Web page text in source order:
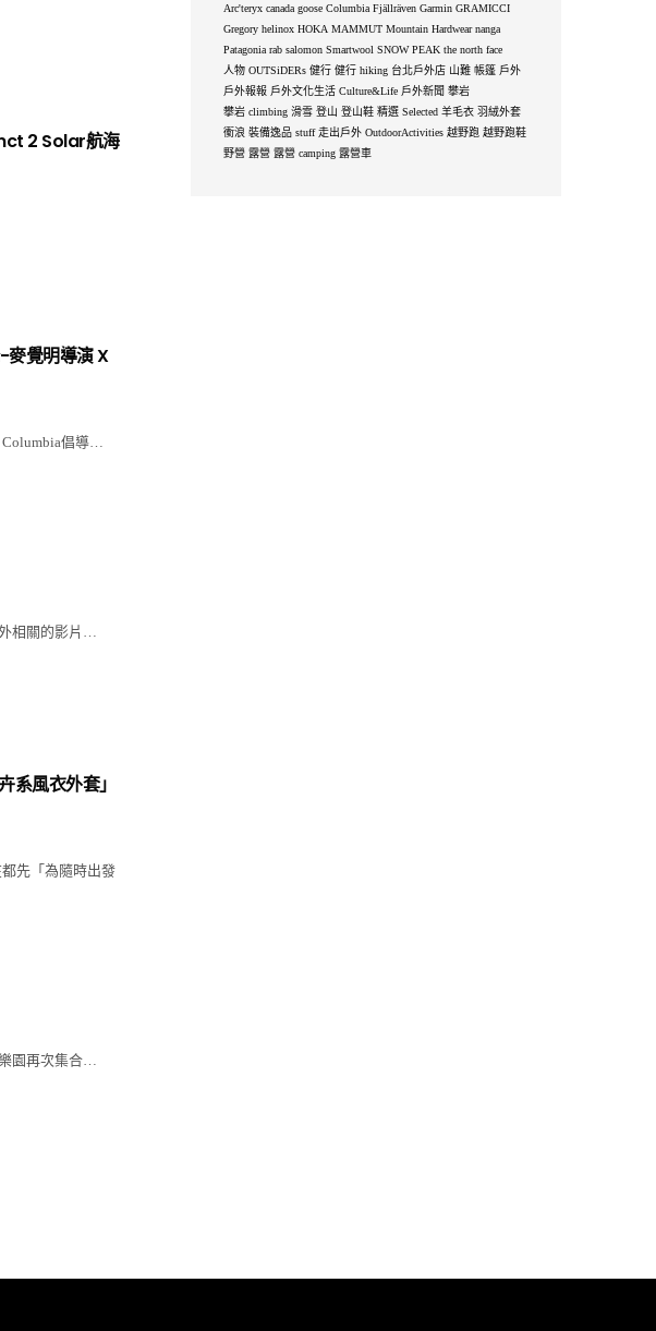
2 Solar航海
麥覺明導演 X
倡導…
相關的影片…
風衣外套」
先「為隨時出發
園再次集合…
Arc'teryx canada goose Columbia Fjällräven Garmin GRAMICCI
Gregory helinox HOKA MAMMUT Mountain Hardwear nanga
Patagonia rab salomon Smartwool SNOW PEAK the north face
人物 OUTSiDERs 健行 健行 hiking 台北戶外店 山難 帳篷 戶外
戶外報報 戶外文化生活 Culture&Life 戶外新聞 攀岩
攀岩 climbing 滑雪 登山 登山鞋 精選 Selected 羊毛衣 羽絨外套
衝浪 裝備逸品 stuff 走出戶外 OutdoorActivities 越野跑 越野跑鞋
野營 露營 露營 camping 露營車